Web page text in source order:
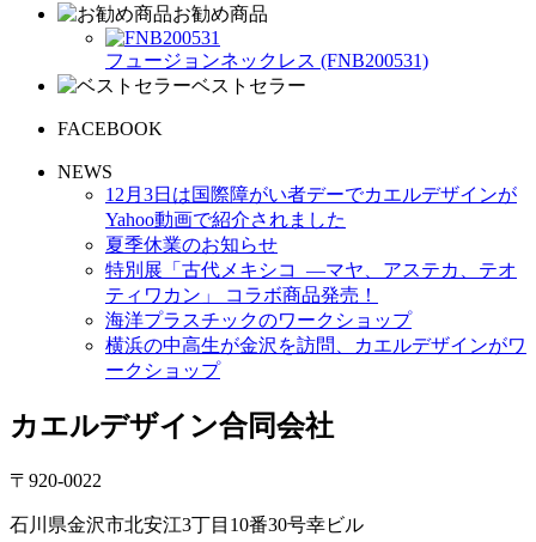
お勧め商品
フュージョンネックレス (FNB200531)
ベストセラー
FACEBOOK
NEWS
12月3日は国際障がい者デーでカエルデザインが
Yahoo動画で紹介されました
夏季休業のお知らせ
特別展「古代メキシコ ―マヤ、アステカ、テオ
ティワカン」 コラボ商品発売！
海洋プラスチックのワークショップ
横浜の中高生が金沢を訪問、カエルデザインがワ
ークショップ
カエルデザイン合同会社
〒920-0022
石川県金沢市北安江3丁目10番30号幸ビル